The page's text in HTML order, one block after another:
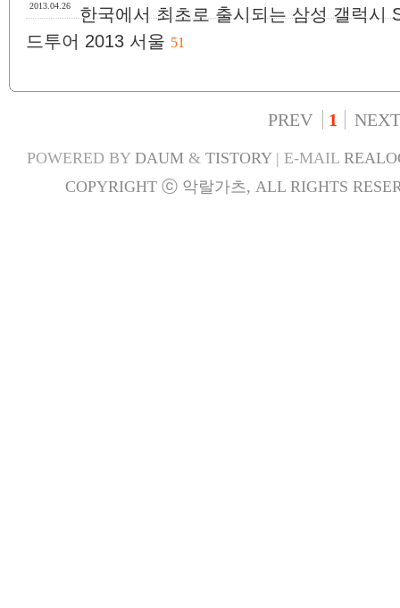
2013.04.26
한국에서 최초로 출시되는 삼성 갤럭시
드투어 2013 서울 51
PREV 1 NEXT
POWERED BY DAUM& TISTORY| E-MAIL
COPYRIGHT ⓒ 악랄가츠, ALL RIGHTS